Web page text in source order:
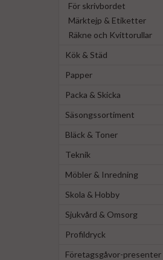
För skrivbordet
Märktejp & Etiketter
Räkne och Kvittorullar
Kök & Städ
Papper
Packa & Skicka
Säsongssortiment
Bläck & Toner
Teknik
Möbler & Inredning
Skola & Hobby
Sjukvård & Omsorg
Profildryck
Företagsgåvor-presenter